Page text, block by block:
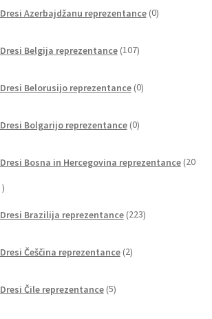
Dresi Azerbajdžanu reprezentance 0izdelkov
Dresi Belgija reprezentance 107izdelkov
Dresi Belorusijo reprezentance 0izdelkov
Dresi Bolgarijo reprezentance 0izdelkov
Dresi Bosna in Hercegovina reprezentance 20
20
Dresi Brazilija reprezentance 223izdelkov
Dresi Češčina reprezentance 2izdelka
Dresi Čile reprezentance 5izdelkov